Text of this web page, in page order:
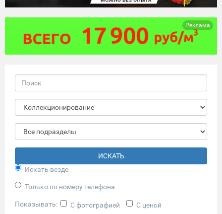
Реклама
ИСКАТЬ
Искать везде
Только по номеру телефона
Показывать: С фотографией С ценой